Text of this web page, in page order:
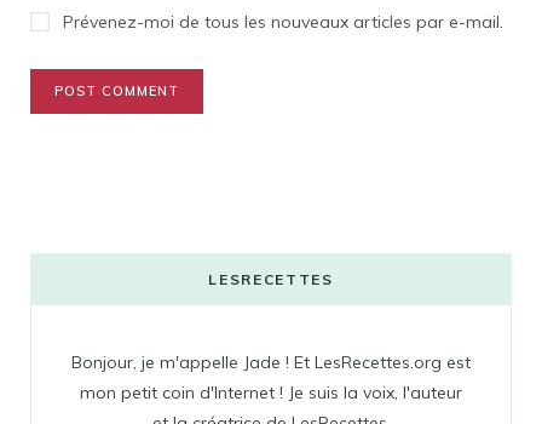
Prévenez-moi de tous les nouveaux articles par e-mail.
LESRECETTES
Bonjour, je m'appelle Jade ! Et LesRecettes.org est
mon petit coin d'Internet ! Je suis la voix, l'auteur